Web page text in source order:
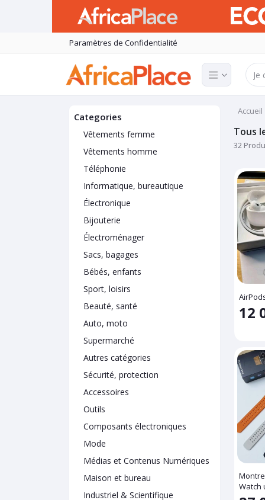
Paramètres de Confidentialité
Categories
Vêtements femme
Vêtements homme
Téléphonie
Informatique, bureautique
Électronique
Bijouterie
Électroménager
Sacs, bagages
Bébés, enfants
Sport, loisirs
Beauté, santé
Auto, moto
Supermarché
Autres catégories
Sécurité, protection
Accessoires
Outils
Composants électroniques
Mode
Médias et Contenus Numériques
Maison et bureau
Industriel & Scientifique
Accueil
Tous
32
12
Watch